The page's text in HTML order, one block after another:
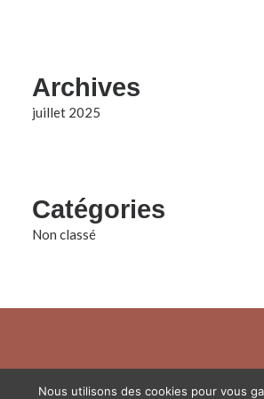
Archives
juillet 2025
Catégories
Non classé
Nous utilisons des cookies pour vous